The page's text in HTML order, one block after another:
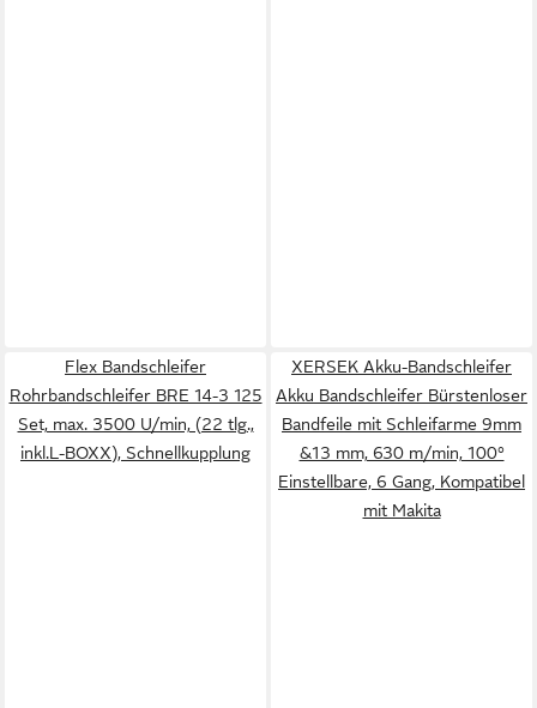
Flex Bandschleifer
Rohrbandschleifer BRE 14-3 125
Set, max. 3500 U/min, (22 tlg.,
inkl.L-BOXX), Schnellkupplung
XERSEK Akku-Bandschleifer
Akku Bandschleifer Bürstenloser
Bandfeile mit Schleifarme 9mm
&13 mm, 630 m/min, 100°
Einstellbare, 6 Gang, Kompatibel
mit Makita